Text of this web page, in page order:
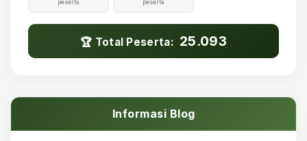
peserta peserta
🏆 Total Peserta: 25.093
Informasi Blog